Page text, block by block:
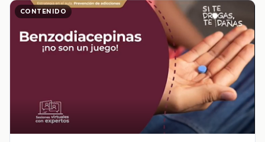
CONTENIDO